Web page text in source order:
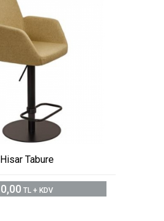
Hisar Tabure
0,00 TL + KDV